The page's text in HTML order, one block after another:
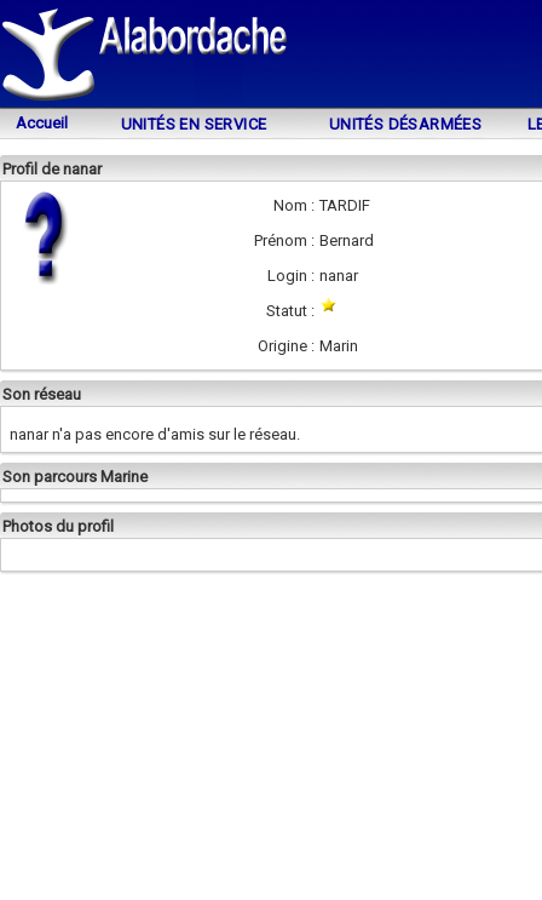
Accueil UNITÉS EN SERVICE UNITÉS DÉSARMÉES
Profil de nanar
Nom : TARDIF
Prénom : Bernard
Login : nanar
Statut :
Origine : Marin
Son réseau
nanar n'a pas encore d'amis sur le réseau.
Son parcours Marine
Photos du profil